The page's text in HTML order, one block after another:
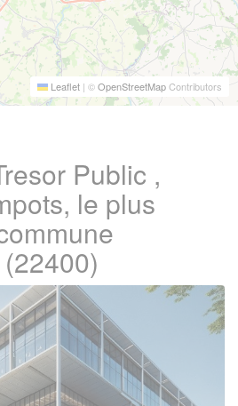
Leaflet | ©OpenStreetMapContributors
Public ,
le plus